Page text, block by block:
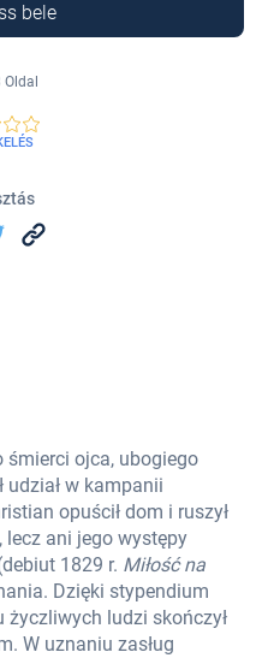
bele
śmierci ojca, ubogiego
udział w kampanii
opuścił dom i ruszył
lecz ani jego występy
1829 r. Miłość na
Dzięki stypendium
ludzi skończył
W uznaniu zasług